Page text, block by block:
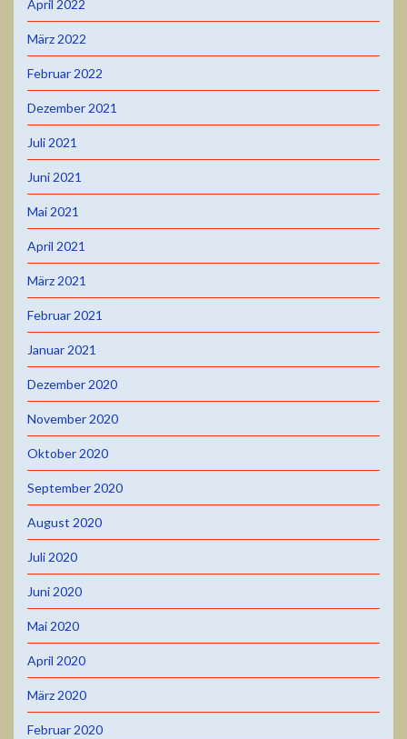
April 2022
März 2022
Februar 2022
Dezember 2021
Juli 2021
Juni 2021
Mai 2021
April 2021
März 2021
Februar 2021
Januar 2021
Dezember 2020
November 2020
Oktober 2020
September 2020
August 2020
Juli 2020
Juni 2020
Mai 2020
April 2020
März 2020
Februar 2020